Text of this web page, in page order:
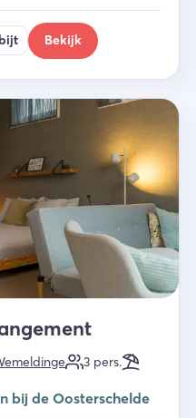
Bekijk
3 pers.
bij de Oosterschelde